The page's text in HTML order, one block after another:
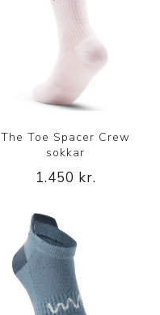
The Toe Spacer Crew
sokkar
1.450 kr.